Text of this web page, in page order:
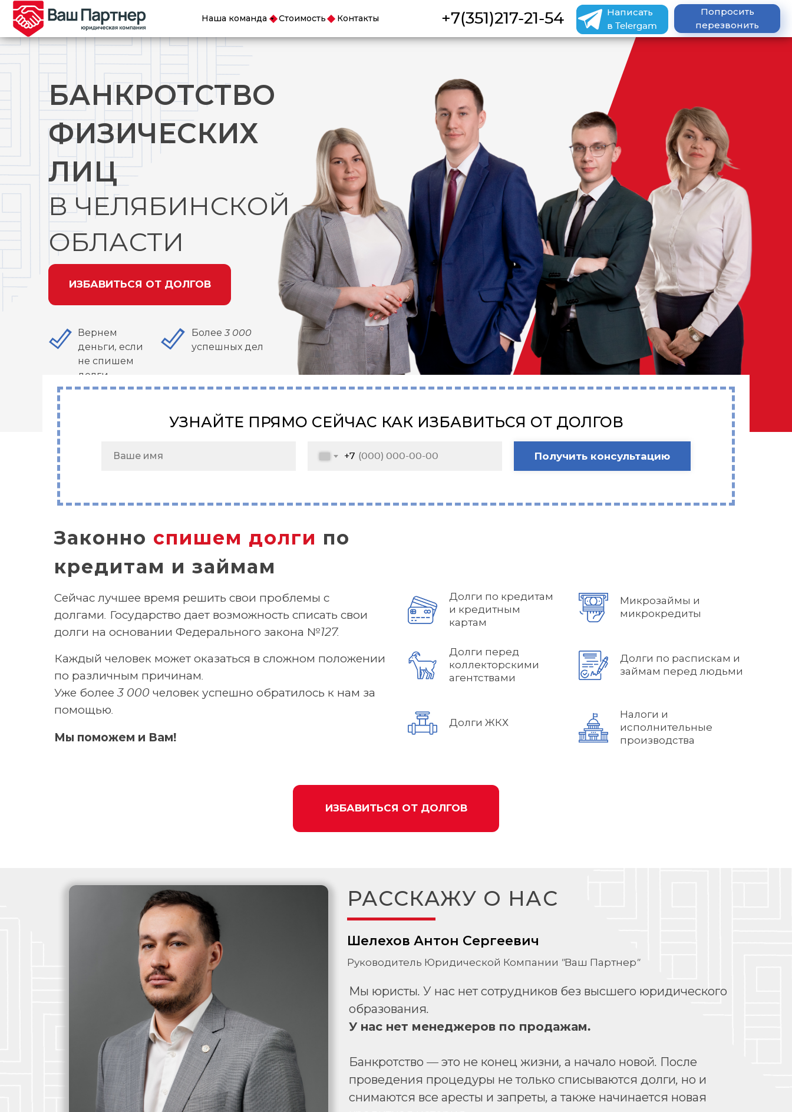
Error get alias
+7(351)217-21-54
Контакты
Наша команда Стоимость
Попросить
перезвонить
Написать
в Telergam
БАНКРОТСТВО
ФИЗИЧЕСКИХ
ЛИЦ
ИЗБАВИТЬСЯ ОТ ДОЛГОВ
В ЧЕЛЯБИНСКОЙ
ОБЛАСТИ
Вернем
деньги, если
не спишем
долги
Более 3 000
успешных дел
+7 Получить консультацию
УЗНАЙТЕ ПРЯМО СЕЙЧАС КАК ИЗБАВИТЬСЯ ОТ ДОЛГОВ
Долги ЖКХ
Налоги и
исполнительные
производства
Каждый человек может оказаться в сложном положении
по различным причинам.
Уже более 3 000 человек успешно обратилось к нам за
помощью.
Долги перед
коллекторскими
агентствами
Долги по распискам и
займам перед людьми
ИЗБАВИТЬСЯ ОТ ДОЛГОВ
Долги по кредитам
и кредитным
картам
Микрозаймы и
микрокредиты
Сейчас лучшее время решить свои проблемы с
долгами. Государство дает возможность списать свои
долги на основании Федерального закона №127.
Законно спишем долги по
кредитам и займам
Мы поможем и Вам!
РАССКАЖУ О НАС
Мы юристы. У нас нет сотрудников без высшего юридического
образования.
У нас нет менеджеров по продажам.
Банкротство — это не конец жизни, а начало новой. После
проведения процедуры не только списываются долги, но и
снимаются все аресты и запреты, а также начинается новая
Шелехов Антон Сергеевич
Руководитель Юридической Компании "Ваш Партнер"